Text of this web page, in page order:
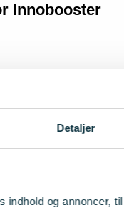
Detaljer
indhold og annoncer,
Innobooster